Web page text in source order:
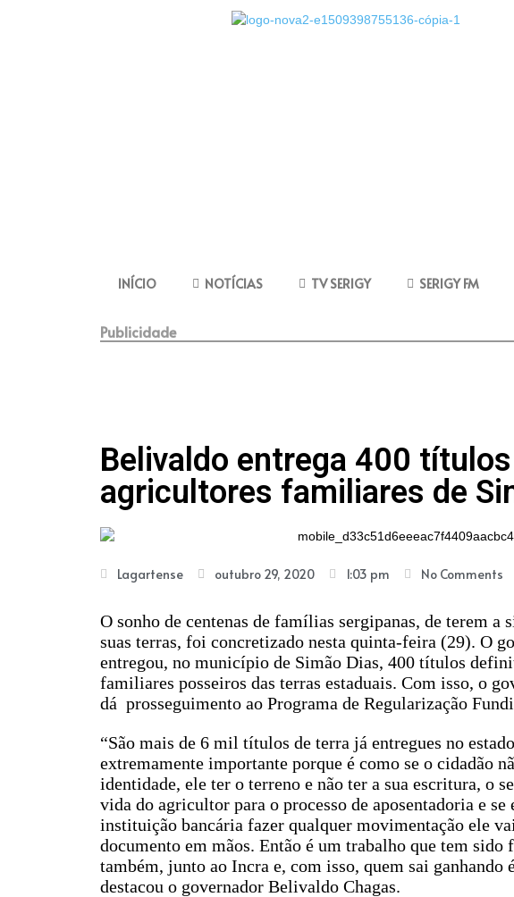
INÍCIO NOTÍCIAS TV SERIGY SERIGY FM
Publicidade
Belivaldo entrega 400
agricultores familiares de
Lagartense outubro 29, 2020 1:03 pm No Comments
O sonho de centenas de famílias sergipanas, de terem a
suas terras, foi concretizado nesta quinta-feira (29). O
entregou, no município de Simão Dias, 400 títulos
familiares posseiros das terras estaduais. Com isso, o
dá prosseguimento ao Programa de Regularização
“São mais de 6 mil títulos de terra já entregues no
extremamente importante porque é como se o cidadão
identidade, ele ter o terreno e não ter a sua escritura, o
vida do agricultor para o processo de aposentadoria e
instituição bancária fazer qualquer movimentação ele
documento em mãos. Então é um trabalho que tem sido
também, junto ao Incra e, com isso, quem sai ganhando
destacou o governador Belivaldo Chagas.